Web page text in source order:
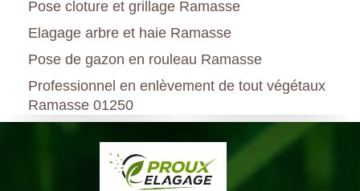
Pose cloture et grillage Ramasse
Elagage arbre et haie Ramasse
Pose de gazon en rouleau Ramasse
Professionnel en enlèvement de tout végétaux
Ramasse 01250